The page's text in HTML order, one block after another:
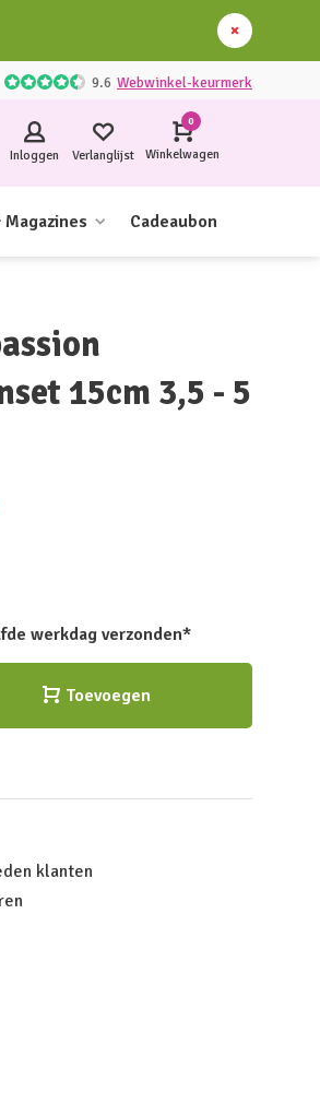
9.6 Webwinkel-keurmerk
Inloggen Verlanglijst
0
Winkelwagen
Cadeaubon
15cm 3,5 - 5
werkdag verzonden*
Toevoegen
klanten